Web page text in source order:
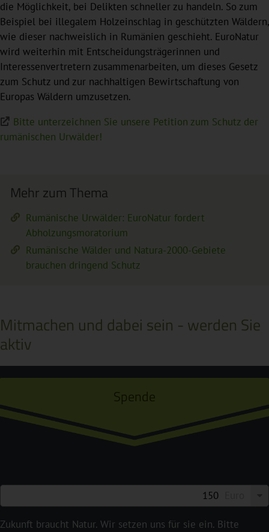
die Möglichkeit, bei Delikten schneller zu handeln. So zum
Beispiel bei illegalem Holzeinschlag in geschützten Wäldern,
wie dieser nachweislich in Rumänien geschieht. EuroNatur
wird weiterhin mit Entscheidungsträgerinnen und
Interessenvertretern zusammenarbeiten, um dieses Gesetz
zum Schutz und zur nachhaltigen Bewirtschaftung von
Europas Wäldern umzusetzen.
Bitte unterzeichnen Sie unsere Petition zum Schutz der
rumänischen Urwälder!
Mehr zum Thema
Rumänische Urwälder: EuroNatur fordert
Abholzungsmoratorium
Rumänische Wälder und Natura-2000-Gebiete
brauchen dringend Schutz
Mitmachen und dabei sein - werden Sie
aktiv
Spende
Zukunft braucht Natur. Wir setzen uns für sie ein. Bitte